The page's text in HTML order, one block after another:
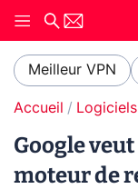
Meilleur VPN
Accueil
Google
moteur de